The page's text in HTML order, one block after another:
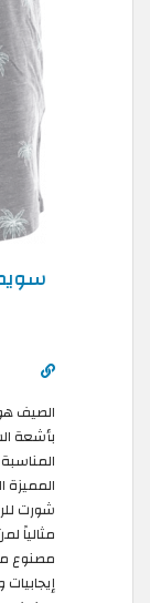
الصيف
بأشعة
مثالياً
مصنوع